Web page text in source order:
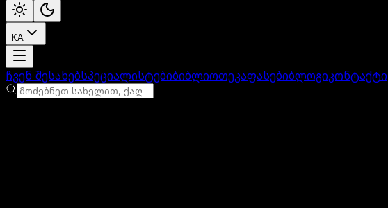
KA
ანგარიში იტვირთება
ჩვენ შესახებსპეციალისტებიბიბლიოთეკაფასებიბლოგიკონტაქტი